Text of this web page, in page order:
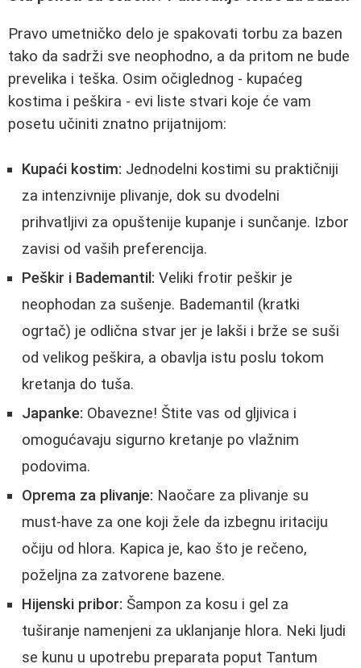
Pravo umetničko delo je spakovati torbu za bazen
tako da sadrži sve neophodno, a da pritom ne bude
prevelika i teška. Osim očiglednog - kupaćeg
kostima i peškira - evi liste stvari koje će vam
posetu učiniti znatno prijatnijom:
Kupaći kostim: Jednodelni kostimi su praktičniji
za intenzivnije plivanje, dok su dvodelni
prihvatljivi za opuštenije kupanje i sunčanje. Izbor
zavisi od vaših preferencija.
Peškir i Bademantil: Veliki frotir peškir je
neophodan za sušenje. Bademantil (kratki
ogrtač) je odlična stvar jer je lakši i brže se suši
od velikog peškira, a obavlja istu poslu tokom
kretanja do tuša.
Japanke: Obavezne! Štite vas od gljivica i
omogućavaju sigurno kretanje po vlažnim
podovima.
Oprema za plivanje: Naočare za plivanje su
must-have za one koji žele da izbegnu iritaciju
očiju od hlora. Kapica je, kao što je rečeno,
poželjna za zatvorene bazene.
Hijenski pribor: Šampon za kosu i gel za
tuširanje namenjeni za uklanjanje hlora. Neki ljudi
se kunu u upotrebu preparata poput Tantum